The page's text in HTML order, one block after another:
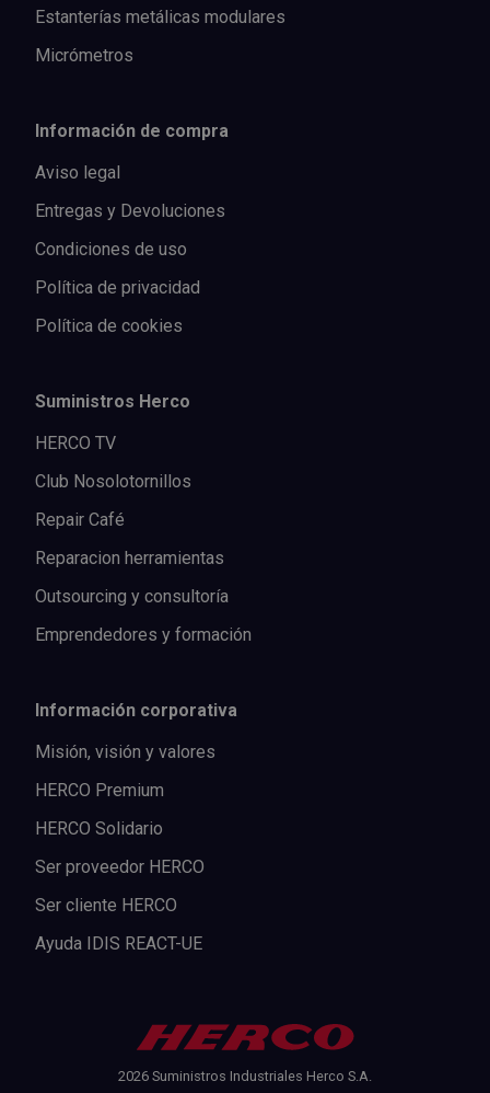
Estanterías metálicas modulares
Micrómetros
Información de compra
Aviso legal
Entregas y Devoluciones
Condiciones de uso
Política de privacidad
Política de cookies
Suministros Herco
HERCO TV
Club Nosolotornillos
Repair Café
Reparacion herramientas
Outsourcing y consultoría
Emprendedores y formación
Información corporativa
Misión, visión y valores
HERCO Premium
HERCO Solidario
Ser proveedor HERCO
Ser cliente HERCO
Ayuda IDIS REACT-UE
2026 Suministros Industriales Herco S.A.